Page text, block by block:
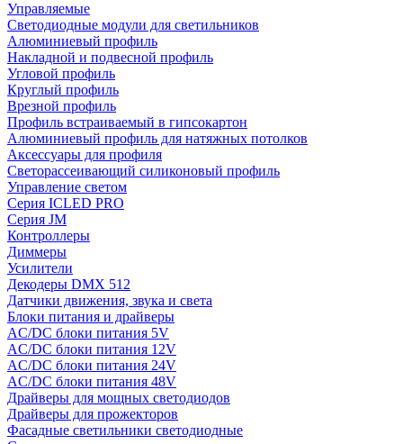
Управляемые
Светодиодные модули для светильников
Алюминиевый профиль
Накладной и подвесной профиль
Угловой профиль
Круглый профиль
Врезной профиль
Профиль встраиваемый в гипсокартон
Алюминиевый профиль для натяжных потолков
Аксессуары для профиля
Светорассеивающий силиконовый профиль
Управление светом
Серия ICLED PRO
Серия JM
Контроллеры
Диммеры
Усилители
Декодеры DMX 512
Датчики движения, звука и света
Блоки питания и драйверы
AC/DC блоки питания 5V
AC/DC блоки питания 12V
AC/DC блоки питания 24V
AC/DC блоки питания 48V
Драйверы для мощных светодиодов
Драйверы для прожекторов
Фасадные светильники светодиодные